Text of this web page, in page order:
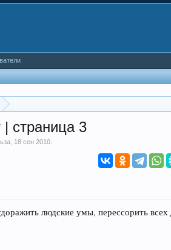
| страница 3
18 сен 2010
людские умы, перессорить